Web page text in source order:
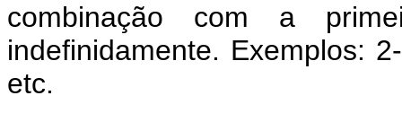
combinação com a
indefinidamente. Exemplos:
etc.